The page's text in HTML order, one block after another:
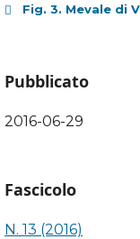
Fig. 3. Mevale di
Pubblicato
2016-06-29
Fascicolo
N. 13 (2016)